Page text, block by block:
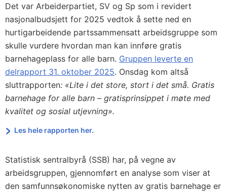
Det var Arbeiderpartiet, SV og Sp som i revidert
nasjonalbudsjett for 2025 vedtok å sette ned en
hurtigarbeidende partssammensatt arbeidsgruppe som
skulle vurdere hvordan man kan innføre gratis
barnehageplass for alle barn. Gruppen leverte en
delrapport 31. oktober 2025. Onsdag kom altså
sluttrapporten: «Lite i det store, stort i det små. Gratis
barnehage for alle barn – gratisprinsippet i møte med
kvalitet og sosial utjevning».
Les hele rapporten her.
Statistisk sentralbyrå (SSB) har, på vegne av
arbeidsgruppen, gjennomført en analyse som viser at
den samfunnsøkonomiske nytten av gratis barnehage er